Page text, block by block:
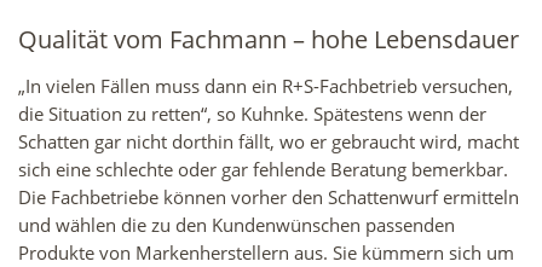
Qualität vom Fachmann – hohe Lebensdauer
„In vielen Fällen muss dann ein R+S-Fachbetrieb versuchen,
die Situation zu retten“, so Kuhnke. Spätestens wenn der
Schatten gar nicht dorthin fällt, wo er gebraucht wird, macht
sich eine schlechte oder gar fehlende Beratung bemerkbar.
Die Fachbetriebe können vorher den Schattenwurf ermitteln
und wählen die zu den Kundenwünschen passenden
Produkte von Markenherstellern aus. Sie kümmern sich um